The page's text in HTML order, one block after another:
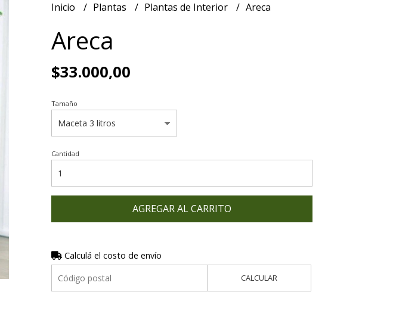
Inicio Plantas Plantas de Interior Areca
Areca
$33.000,00
Tamaño
Cantidad
AGREGAR AL CARRITO
Calculá el costo de envío
CALCULAR